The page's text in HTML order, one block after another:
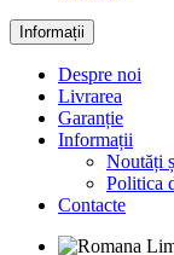
Informații
Despre noi
Livrarea
Garanție
Informații
Noutăți
Politica
Contacte